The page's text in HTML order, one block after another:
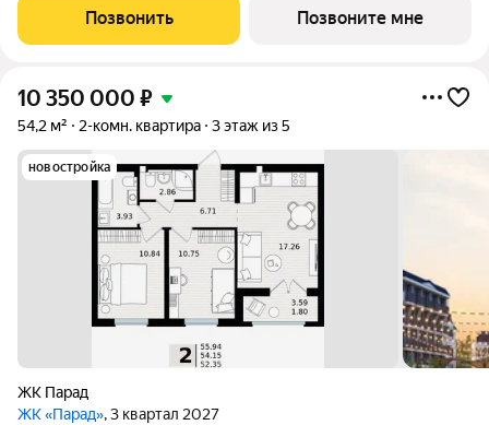
для жизни и отдыха. РАССРОЧКИ НА ВАШИХ УСЛОВИЯХ!
Архитектура и удобства
Позвонить Позвоните мне
10 350 000 ₽
54,2 м² 2-комн. квартира 3 этаж из 5
новостройка
ЖК Парад
ЖК «Парад», 3 квартал 2027